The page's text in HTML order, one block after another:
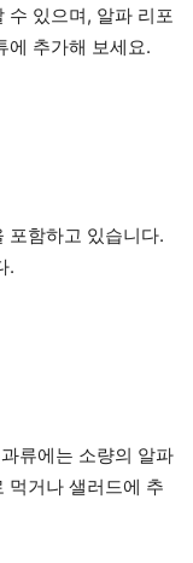
수 있으며, 알파 리포
에 추가해 보세요.
포함하고 있습니다.
.
류에는 소량의 알파
먹거나 샐러드에 추